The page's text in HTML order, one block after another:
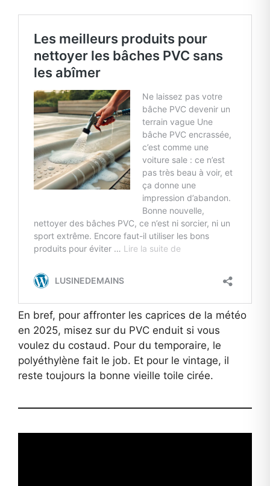
En bref, pour affronter les caprices de la météo
en 2025, misez sur du PVC enduit si vous
voulez du costaud. Pour du temporaire, le
polyéthylène fait le job. Et pour le vintage, il
reste toujours la bonne vieille toile cirée.